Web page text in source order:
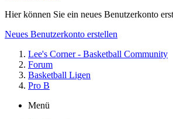
Hier können Sie ein neues Benutzerkonto
Neues Benutzerkonto erstellen
Lee's Corner - Basketball Community
Forum
Basketball Ligen
Pro B
Menü